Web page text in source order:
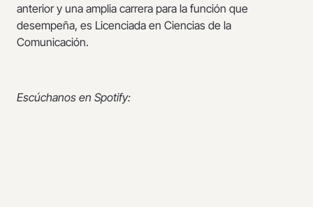
anterior y una amplia carrera para la función que
desempeña, es Licenciada en Ciencias de la
Comunicación.
Escúchanos en Spotify: